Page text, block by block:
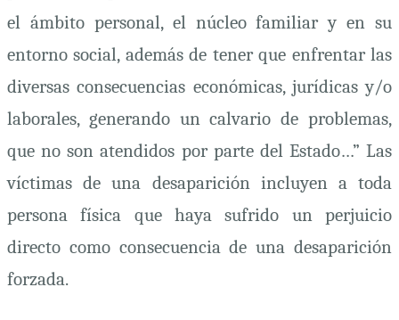
el ámbito personal, el núcleo familiar y en su
entorno social, además de tener que enfrentar las
diversas consecuencias económicas, jurídicas y/o
laborales, generando un calvario de problemas,
que no son atendidos por parte del Estado…” Las
víctimas de una desaparición incluyen a toda
persona física que haya sufrido un perjuicio
directo como consecuencia de una desaparición
forzada.